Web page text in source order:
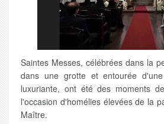
Saintes Messes, célébrées dans la
dans une grotte et entourée
luxuriante, ont été des moments
l'occasion d'homélies élevées de la
Maître.